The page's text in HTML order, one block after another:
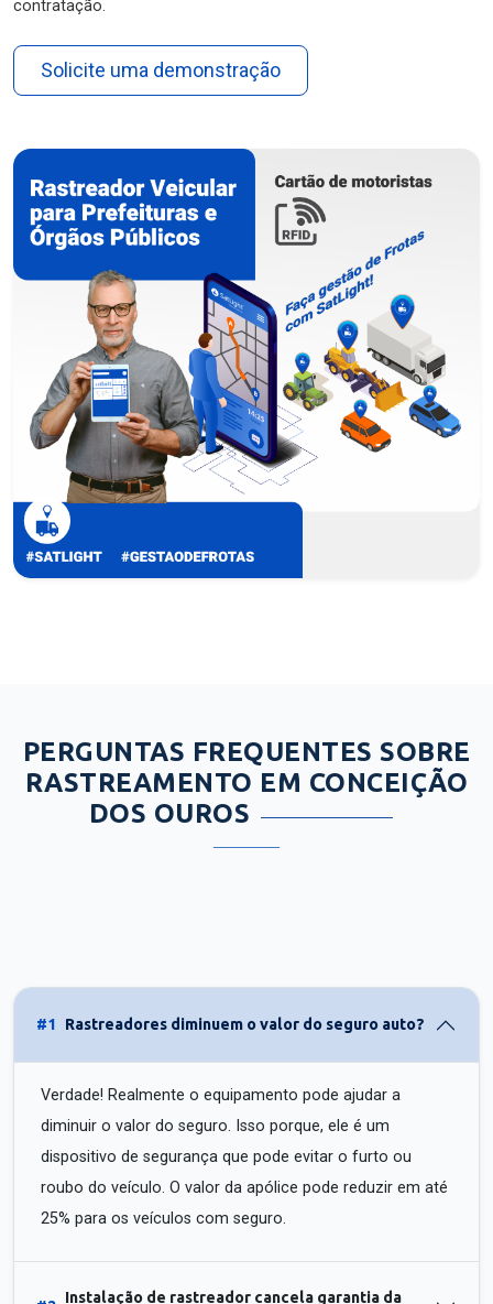
contratação.
Solicite uma demonstração
PERGUNTAS FREQUENTES SOBRE
RASTREAMENTO EM CONCEIÇÃO
DOS OUROS
#1 Rastreadores diminuem o valor do seguro auto?
Verdade! Realmente o equipamento pode ajudar a
diminuir o valor do seguro. Isso porque, ele é um
dispositivo de segurança que pode evitar o furto ou
roubo do veículo. O valor da apólice pode reduzir em até
25% para os veículos com seguro.
Instalação de rastreador cancela garantia da